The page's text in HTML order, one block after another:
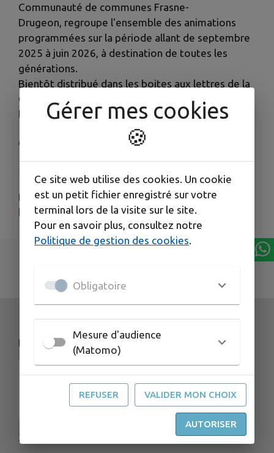
Communauté de communes Frasne-
Drugeon, regroupe l'ensemble des animations
programmées sur la période allant de septembre
2025 à juin 2026, à destination de toutes les
générations.
Bientôt distribué dans les boites aux lettres de la
CFD, retrouvez toutes les infos dès à présent en
ligne :
Agenda Socio Culturel 2025 2026
PLUS D'INFORMATIONS
NOS COORDONNÉES
3 rue de la Gare - 25560 FRASNE
Gérer mes cookies
🍪
Ce site web utilise des cookies. Un cookie
est un petit fichier enregistré sur votre
terminal lors de la visite sur le site.
Pour en savoir plus, consultez notre
Politique de gestion des cookies.
Obligatoire
Mesure d'audience
(Matomo)
REFUSER VALIDER MON CHOIX
AUTORISER